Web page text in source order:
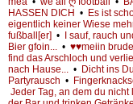
HASSEN DICH • Es ist
eigentlich keiner Wiese
fußball[er] •
I sauf, rauch
Bier gfoin... • ♥♥meiin
find das Arschloch und
nach Hause... • Dicht ins
Partyrausch •
Jeder Tag, an dem du